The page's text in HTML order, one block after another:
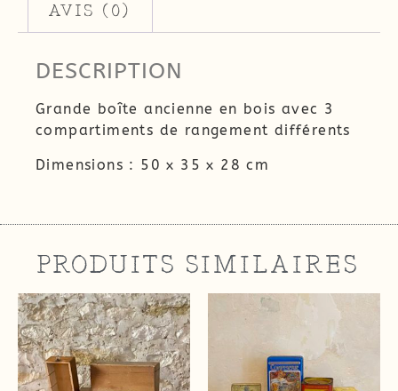
AVIS (0)
DESCRIPTION
Grande boîte ancienne en bois avec 3
compartiments de rangement différents
Dimensions : 50 x 35 x 28 cm
PRODUITS SIMILAIRES